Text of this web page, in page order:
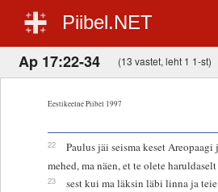
Piibel.NET
Ap 17:22-34 (13 vastet, leht 1 1-st)
Eestikeelne Piibel 1997
22
Paulus jäi seisma keset Areopaagi
mehed, ma näen, et te olete
23
sest kui ma läksin läbi linna ja